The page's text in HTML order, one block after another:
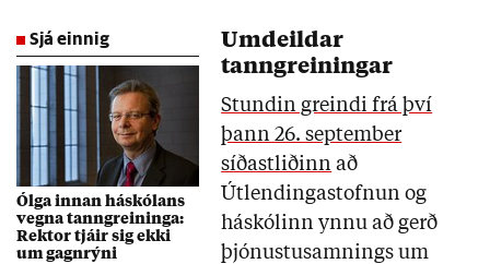
Sjá einnig
Ólga innan háskólans
vegna tanngreininga:
Rektor tjáir sig ekki
um gagnrýni
Umdeildar
tanngreiningar
Stundin greindi frá því
þann 26. september
síðastliðinn að
Útlendingastofnun og
háskólinn ynnu að gerð
þjónustusamnings um